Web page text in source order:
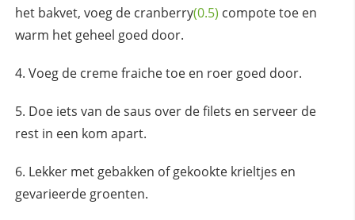
het bakvet, voeg de cranberry(0.5) compote toe en
warm het geheel goed door.
Voeg de creme fraiche toe en roer goed door.
Doe iets van de saus over de filets en serveer de
rest in een kom apart.
Lekker met gebakken of gekookte krieltjes en
gevarieerde groenten.